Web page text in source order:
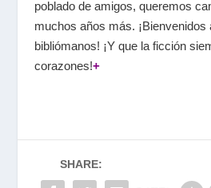
poblado de amigos, queremos
muchos años más. ¡Bienvenidos
bibliómanos! ¡Y que la ficción
corazones!+
SHARE: